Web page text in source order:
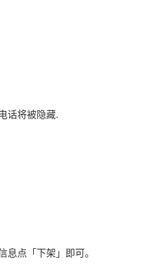
话将被隐藏.
点「下架」即可。